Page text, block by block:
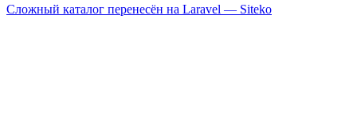
Сложный каталог перенесён на Laravel — Siteko